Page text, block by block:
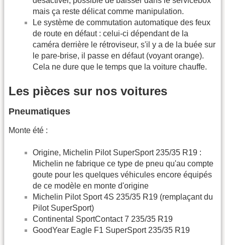
mais ça reste délicat comme manipulation.
Le système de commutation automatique des feux
de route en défaut : celui-ci dépendant de la
caméra derrière le rétroviseur, s'il y a de la buée sur
le pare-brise, il passe en défaut (voyant orange).
Cela ne dure que le temps que la voiture chauffe.
Les pièces sur nos voitures
Pneumatiques
Monte été :
Origine, Michelin Pilot SuperSport 235/35 R19 :
Michelin ne fabrique ce type de pneu qu'au compte
goute pour les quelques véhicules encore équipés
de ce modèle en monte d'origine
Michelin Pilot Sport 4S 235/35 R19 (remplaçant du
Pilot SuperSport)
Continental SportContact 7 235/35 R19
GoodYear Eagle F1 SuperSport 235/35 R19